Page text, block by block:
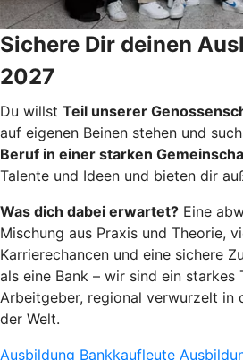
Sichere Dir deinen
2027
Du willst Teil unserer
auf eigenen Beinen stehen und
Beruf in einer starken
Talente und Ideen und bieten dir
Was dich dabei erwartet? Eine
Mischung aus Praxis und Theorie,
Karrierechancen und eine sichere
als eine Bank – wir sind ein starkes
Arbeitgeber, regional verwurzelt in
der Welt.
Ausbildung Bankkaufleute